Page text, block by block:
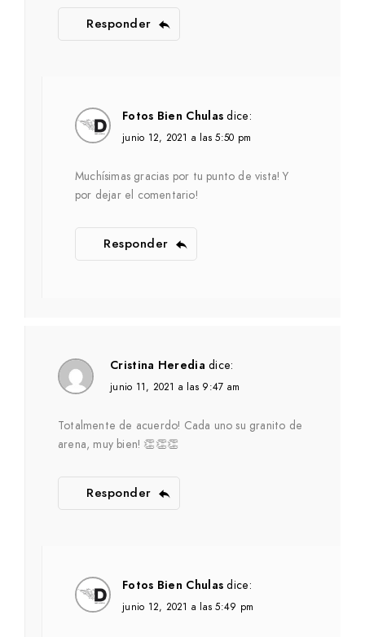
Responder
Fotos Bien Chulas dice:
junio 12, 2021 a las 5:50 pm
Muchísimas gracias por tu punto de vista! Y
por dejar el comentario!
Responder
Cristina Heredia dice:
junio 11, 2021 a las 9:47 am
Totalmente de acuerdo! Cada uno su granito de
arena, muy bien! 👏👏👏
Responder
Fotos Bien Chulas dice:
junio 12, 2021 a las 5:49 pm